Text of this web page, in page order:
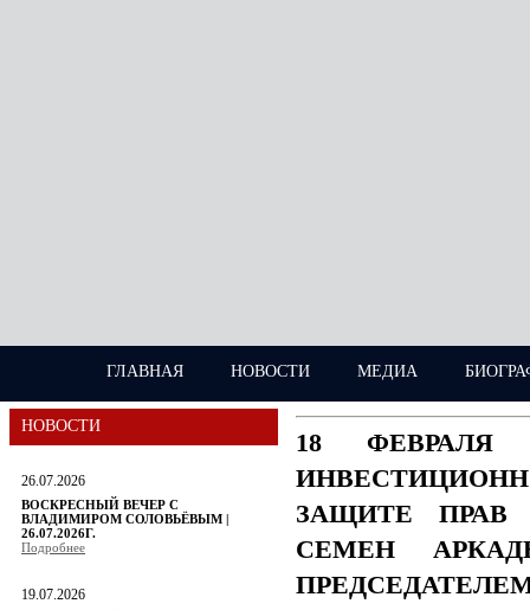
ГЛАВНАЯ НОВОСТИ МЕДИА
НОВОСТИ
26.07.2026
ВОСКРЕСНЫЙ ВЕЧЕР С
ВЛАДИМИРОМ СОЛОВЬЁВЫМ |
26.07.2026Г.
Подробнее
19.07.2026
18 ФЕВРАЛЯ
ЗАЩИТЕ ПРАВ
СЕМЕН